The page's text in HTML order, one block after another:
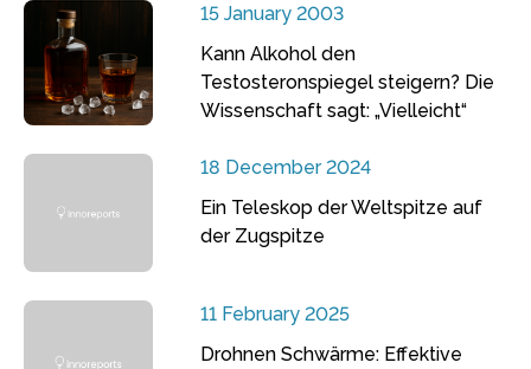
15 January 2003
Kann Alkohol den
Testosteronspiegel steigern? Die
Wissenschaft sagt: „Vielleicht“
18 December 2024
Ein Teleskop der Weltspitze auf
der Zugspitze
11 February 2025
Drohnen Schwärme: Effektive